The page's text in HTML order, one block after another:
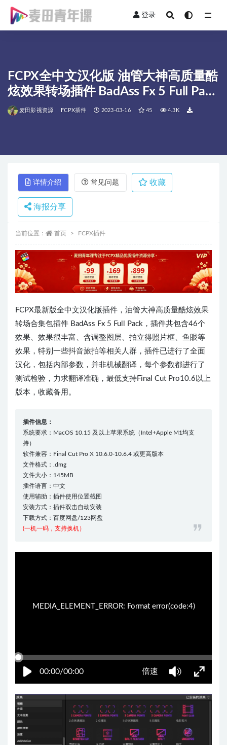
登录
FCPX全中文汉化版 油管大神高质量酷
炫效果转场插件 BadAss Fx 5 Full Pack
升级版
麦田影视资源 FCPX插件 2023-03-16 45 4.3K
详情介绍 常见问题 收藏
海报分享
当前位置： 首页 FCPX插件
FCPX最新版全中文汉化版插件，油管大神高质量酷炫效果
转场合集包插件 BadAss Fx 5 Full Pack，插件共包含46个
效果、效果很丰富、含调整图层、拍立得照片框、鱼眼等
效果，特别一些抖音旅拍等相关人群，插件已进行了全面
汉化，包括内部参数，并非机械翻译，每个参数都进行了
测试检验，力求翻译准确，最低支持Final Cut Pro10.6以上
版本，收藏备用。
插件信息：
系统要求：MacOS 10.15 及以上苹果系统（Intel+Apple M1均支
持）
软件兼容：Final Cut Pro X 10.6.0-10.6.4 或更高版本
文件格式：.dmg
文件大小：145MB
插件语言：中文
使用辅助：插件使用位置截图
安装方式：插件双击自动安装
下载方式：百度网盘/123网盘
(一机一码，支持换机）
00:00/00:00 倍速
MEDIA_ELEMENT_ERROR: Format error(code:4)